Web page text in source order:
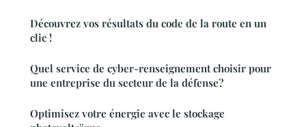
Découvrez vos résultats du code de la route en un
clic !
Quel service de cyber-renseignement choisir pour
une entreprise du secteur de la défense?
Optimisez votre énergie avec le stockage